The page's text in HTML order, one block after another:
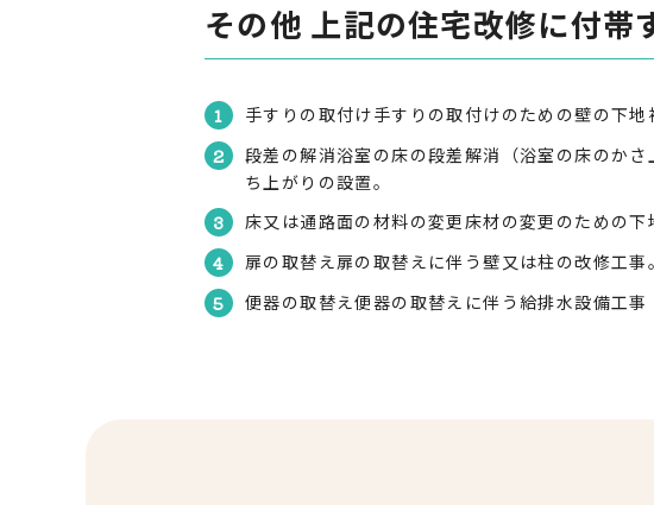
その他 上記の住宅改修に付帯
手すりの取付け手すりの取付けのための壁の下地
段差の解消浴室の床の段差解消（浴室の床のか
ち上がりの設置。
床又は通路面の材料の変更床材の変更のための
扉の取替え扉の取替えに伴う壁又は柱の改修工事。
便器の取替え便器の取替えに伴う給排水設備工